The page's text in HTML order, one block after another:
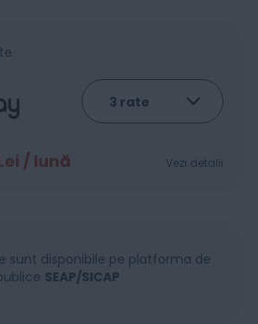
/ lună Vezi detalii
sunt disponibile pe platforma de
SEAP/SICAP